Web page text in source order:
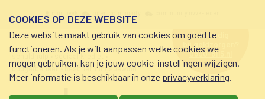
schuldhulp • sociaal krediet •
budgetbeheer • beschermingsbewind
hulp nodig
bij geldzorgen?
0800-8115.nl
COOKIES OP DEZE WEBSITE
Deze website maakt gebruik van cookies om goed te
functioneren. Als je wilt aanpassen welke cookies we
mogen gebruiken, kan je jouw cookie-instellingen wijzigen.
Meer informatie is beschikbaar in onze privacyverklaring.